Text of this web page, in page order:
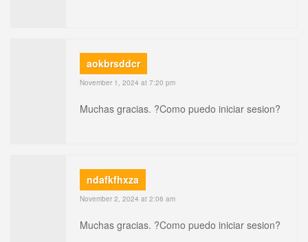
aokbrsddcr
November 1, 2024 at 7:20 pm
Muchas gracias. ?Como puedo iniciar sesion?
ndafkfhxza
November 2, 2024 at 2:06 am
Muchas gracias. ?Como puedo iniciar sesion?